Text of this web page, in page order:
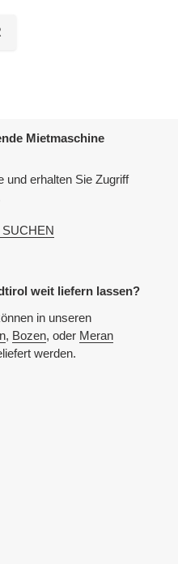
Mietmaschine
und erhalten Sie Zugriff
weit liefern lassen?
in unseren
, Bozen, oder Meran
werden.